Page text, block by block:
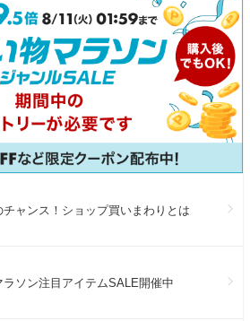
チャンス！ショップ買いまわりとは
ラソン注目アイテムSALE開催中